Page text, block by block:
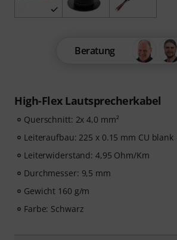
High-Flex Lautsprecherkabel
Querschnitt: 2x 4,0 mm²
Leiteraufbau: 225 x 0.15 mm CU blank
Leiterwiderstand: 4,95 Ohm/Km
Durchmesser: 9,5 mm
Gewicht 160 g/m
Farbe: Schwarz
Beratung